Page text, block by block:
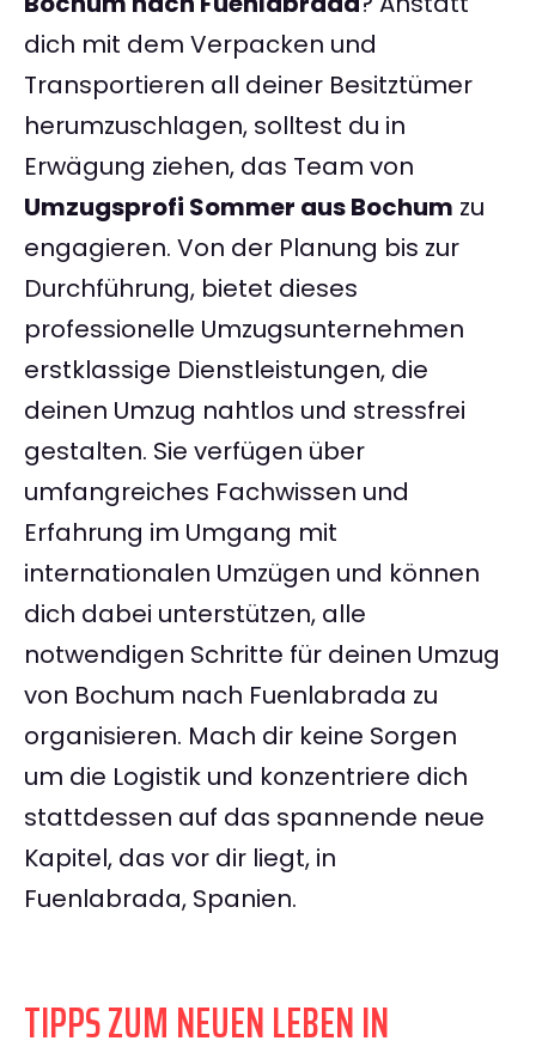
dich mit dem Verpacken und
Transportieren all deiner Besitztümer
herumzuschlagen, solltest du in
Erwägung ziehen, das Team von
Umzugsprofi Sommer aus Bochum zu
engagieren. Von der Planung bis zur
Durchführung, bietet dieses
professionelle Umzugsunternehmen
erstklassige Dienstleistungen, die
deinen Umzug nahtlos und stressfrei
gestalten. Sie verfügen über
umfangreiches Fachwissen und
Erfahrung im Umgang mit
internationalen Umzügen und können
dich dabei unterstützen, alle
notwendigen Schritte für deinen Umzug
von Bochum nach Fuenlabrada zu
organisieren. Mach dir keine Sorgen
um die Logistik und konzentriere dich
stattdessen auf das spannende neue
Kapitel, das vor dir liegt, in
Fuenlabrada, Spanien.
TIPPS ZUM NEUEN LEBEN IN